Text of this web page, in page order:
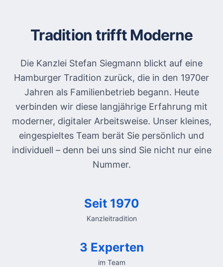
Tradition trifft Moderne
Die Kanzlei Stefan Siegmann blickt auf eine
Hamburger Tradition zurück, die in den 1970er
Jahren als Familienbetrieb begann. Heute
verbinden wir diese langjährige Erfahrung mit
moderner, digitaler Arbeitsweise. Unser kleines,
eingespieltes Team berät Sie persönlich und
individuell – denn bei uns sind Sie nicht nur eine
Nummer.
Seit 1970
Kanzleitradition
3 Experten
im Team